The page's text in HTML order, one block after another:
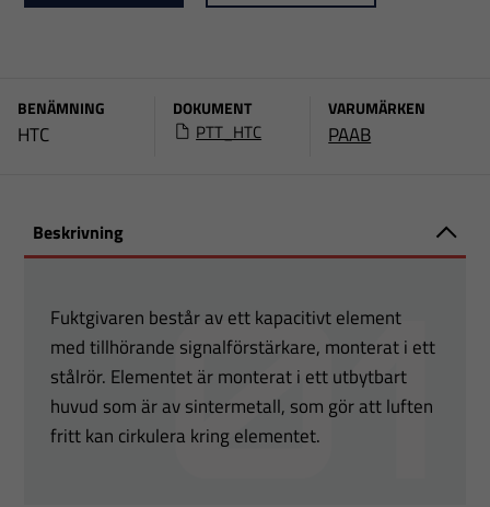
BENÄMNING
HTC
DOKUMENT
PTT_HTC
VARUMÄRKEN
PAAB
Beskrivning
Fuktgivaren består av ett kapacitivt element
med tillhörande signalförstärkare, monterat i ett
stålrör. Elementet är monterat i ett utbytbart
huvud som är av sintermetall, som gör att luften
fritt kan cirkulera kring elementet.